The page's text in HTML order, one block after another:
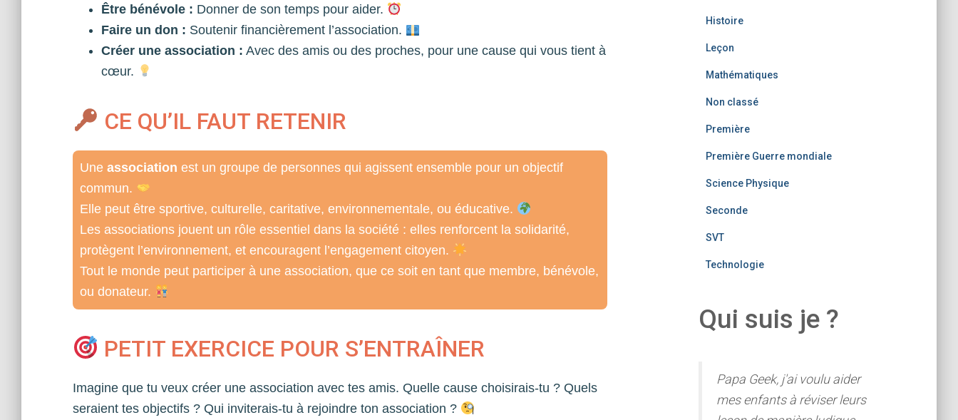
Être bénévole : Donner de son temps pour aider.
Faire un don : Soutenir financièrement l’association.
Créer une association : Avec des amis ou des proches, pour une cause qui vous tient à
cœur.
CE QU’IL FAUT RETENIR
Une association est un groupe de personnes qui agissent ensemble pour un objectif
commun.
Elle peut être sportive, culturelle, caritative, environnementale, ou éducative.
Les associations jouent un rôle essentiel dans la société : elles renforcent la solidarité,
protègent l’environnement, et encouragent l’engagement citoyen.
Tout le monde peut participer à une association, que ce soit en tant que membre, bénévole,
ou donateur.
PETIT EXERCICE POUR S’ENTRAÎNER
Imagine que tu veux créer une association avec tes amis. Quelle cause choisirais-tu ? Quels
seraient tes objectifs ? Qui inviterais-tu à rejoindre ton association ?
Histoire
Leçon
Mathématiques
Non classé
Première
Première Guerre mondiale
Science Physique
Seconde
SVT
Technologie
Qui suis je ?
Papa Geek, j'ai voulu aider
mes enfants à réviser leurs